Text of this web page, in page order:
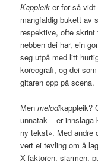
Kappleik er for så
mangfaldig bukett av
respektive, ofte skrint
nebben dei har, ein
seg utpå med litt
koreografi, og dei
gitaren opp på scena.
Menmelodikappleik?
unnatak – er innslaga
ny tekst». Med andre
vert ei tevling om å
X-faktoren, sjarmen,